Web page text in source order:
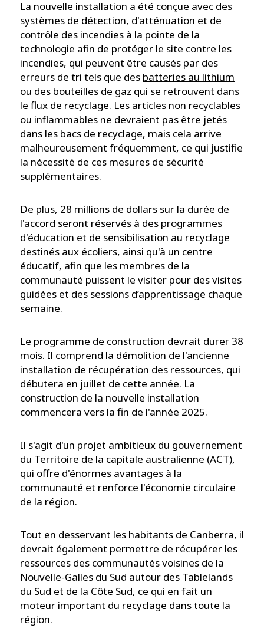
La nouvelle installation a été conçue avec des
systèmes de détection, d'atténuation et de
contrôle des incendies à la pointe de la
technologie afin de protéger le site contre les
incendies, qui peuvent être causés par des
erreurs de tri tels que des batteries au lithium
ou des bouteilles de gaz qui se retrouvent dans
le flux de recyclage. Les articles non recyclables
ou inflammables ne devraient pas être jetés
dans les bacs de recyclage, mais cela arrive
malheureusement fréquemment, ce qui justifie
la nécessité de ces mesures de sécurité
supplémentaires.
De plus, 28 millions de dollars sur la durée de
l'accord seront réservés à des programmes
d'éducation et de sensibilisation au recyclage
destinés aux écoliers, ainsi qu'à un centre
éducatif, afin que les membres de la
communauté puissent le visiter pour des visites
guidées et des sessions d’apprentissage chaque
semaine.
Le programme de construction devrait durer 38
mois. Il comprend la démolition de l'ancienne
installation de récupération des ressources, qui
débutera en juillet de cette année. La
construction de la nouvelle installation
commencera vers la fin de l'année 2025.
Il s'agit d'un projet ambitieux du gouvernement
du Territoire de la capitale australienne (ACT),
qui offre d'énormes avantages à la
communauté et renforce l'économie circulaire
de la région.
Tout en desservant les habitants de Canberra, il
devrait également permettre de récupérer les
ressources des communautés voisines de la
Nouvelle-Galles du Sud autour des Tablelands
du Sud et de la Côte Sud, ce qui en fait un
moteur important du recyclage dans toute la
région.